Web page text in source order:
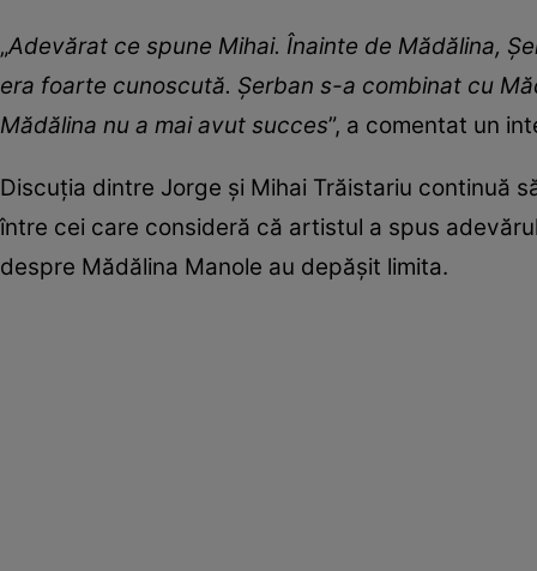
„Adevărat ce spune Mihai. Înainte de Mădălina,
era foarte cunoscută. Șerban s-a combinat cu
Mădălina nu a mai avut succes”, a comentat un
Discuția dintre Jorge și Mihai Trăistariu continuă
între cei care consideră că artistul a spus
despre Mădălina Manole au depășit limita.